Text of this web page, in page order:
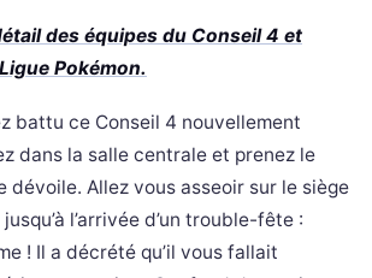
des équipes du Conseil 4 et
Pokémon.
battu ce Conseil 4 nouvellement
dans la salle centrale et prenez le
dévoile. Allez vous asseoir sur le siège
l’arrivée d’un trouble-fête :
! Il a décrété qu’il vous fallait